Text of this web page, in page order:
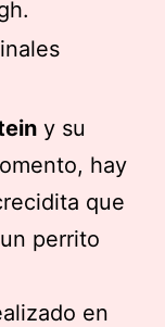
y su
hay
que
perrito
en